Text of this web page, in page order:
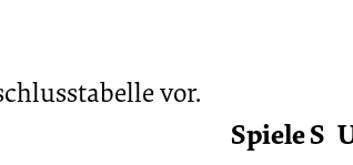
vor.
SpieleS